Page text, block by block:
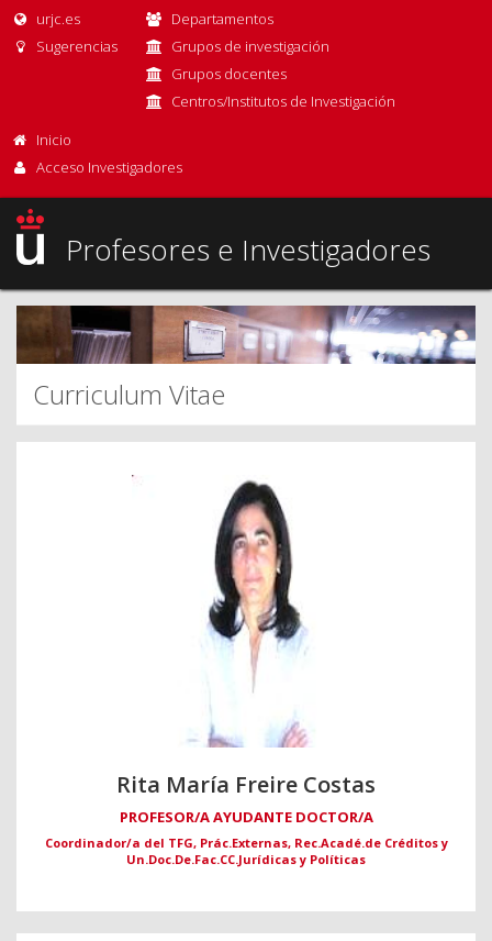
urjc.es
Sugerencias
Departamentos
Grupos de investigación
Grupos docentes
Centros/Institutos de Investigación
Inicio
Acceso Investigadores
Profesores e Investigadores
Curriculum Vitae
Rita María Freire Costas
PROFESOR/A AYUDANTE DOCTOR/A
Coordinador/a del TFG, Prác.Externas, Rec.Acadé.de Créditos y
Un.Doc.De.Fac.CC.Jurídicas y Políticas